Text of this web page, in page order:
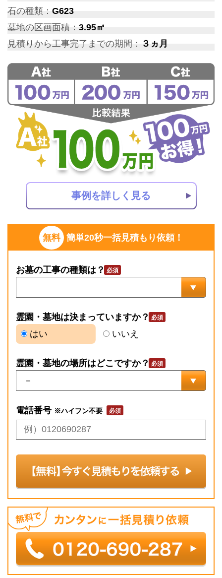
無料 簡単20秒一括見積もり依頼！
お墓の工事の種類は？
霊園・墓地は決まっていますか？
はい
いいえ
霊園・墓地の場所はどこですか？
電話番号 ※ハイフン不要
石の種類： G623
墓地の区画面積： 3.95㎡
見積りから工事完了までの期間： ３ヵ月
事例を詳しく見る